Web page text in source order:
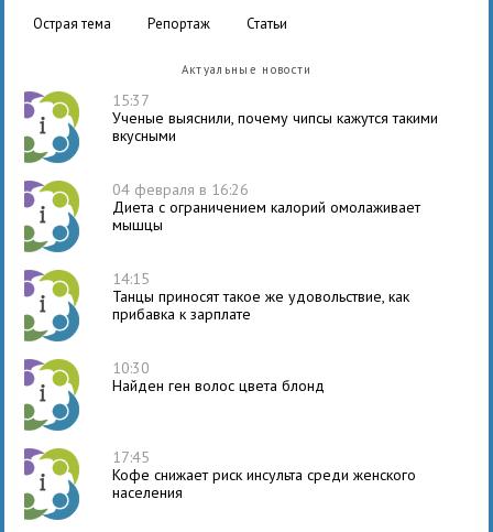
острая тема
репортаж статьи
Актуальные новости
15:37
Ученые выяснили, почему чипсы кажутся такими
вкусными
04 февраля в 16:26
Диета с ограничением калорий омолаживает
мышцы
14:15
Танцы приносят такое же удовольствие, как
прибавка к зарплате
10:30
Найден ген волос цвета блонд
17:45
Кофе снижает риск инсульта среди женского
населения